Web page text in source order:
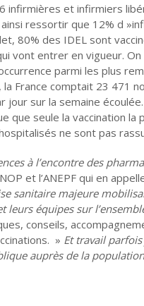
et infirmiers
ressortir que 12% d
80% des IDEL sont
vont entrer en vigueur.
parmi les plus
France comptait 23 471
sur la semaine
seule la vaccination la
ne sont pas
à l’encontre des
et l’ANEPF qui en
sanitaire majeure
équipes sur
conseils,
» Et travail
auprès de la